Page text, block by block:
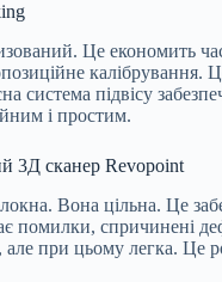
Це економить
калібрування.
система підвісу
і простим.
3Д сканер Revopoint
Вона цільна. Це
помилки, спричинені
при цьому легка. Це